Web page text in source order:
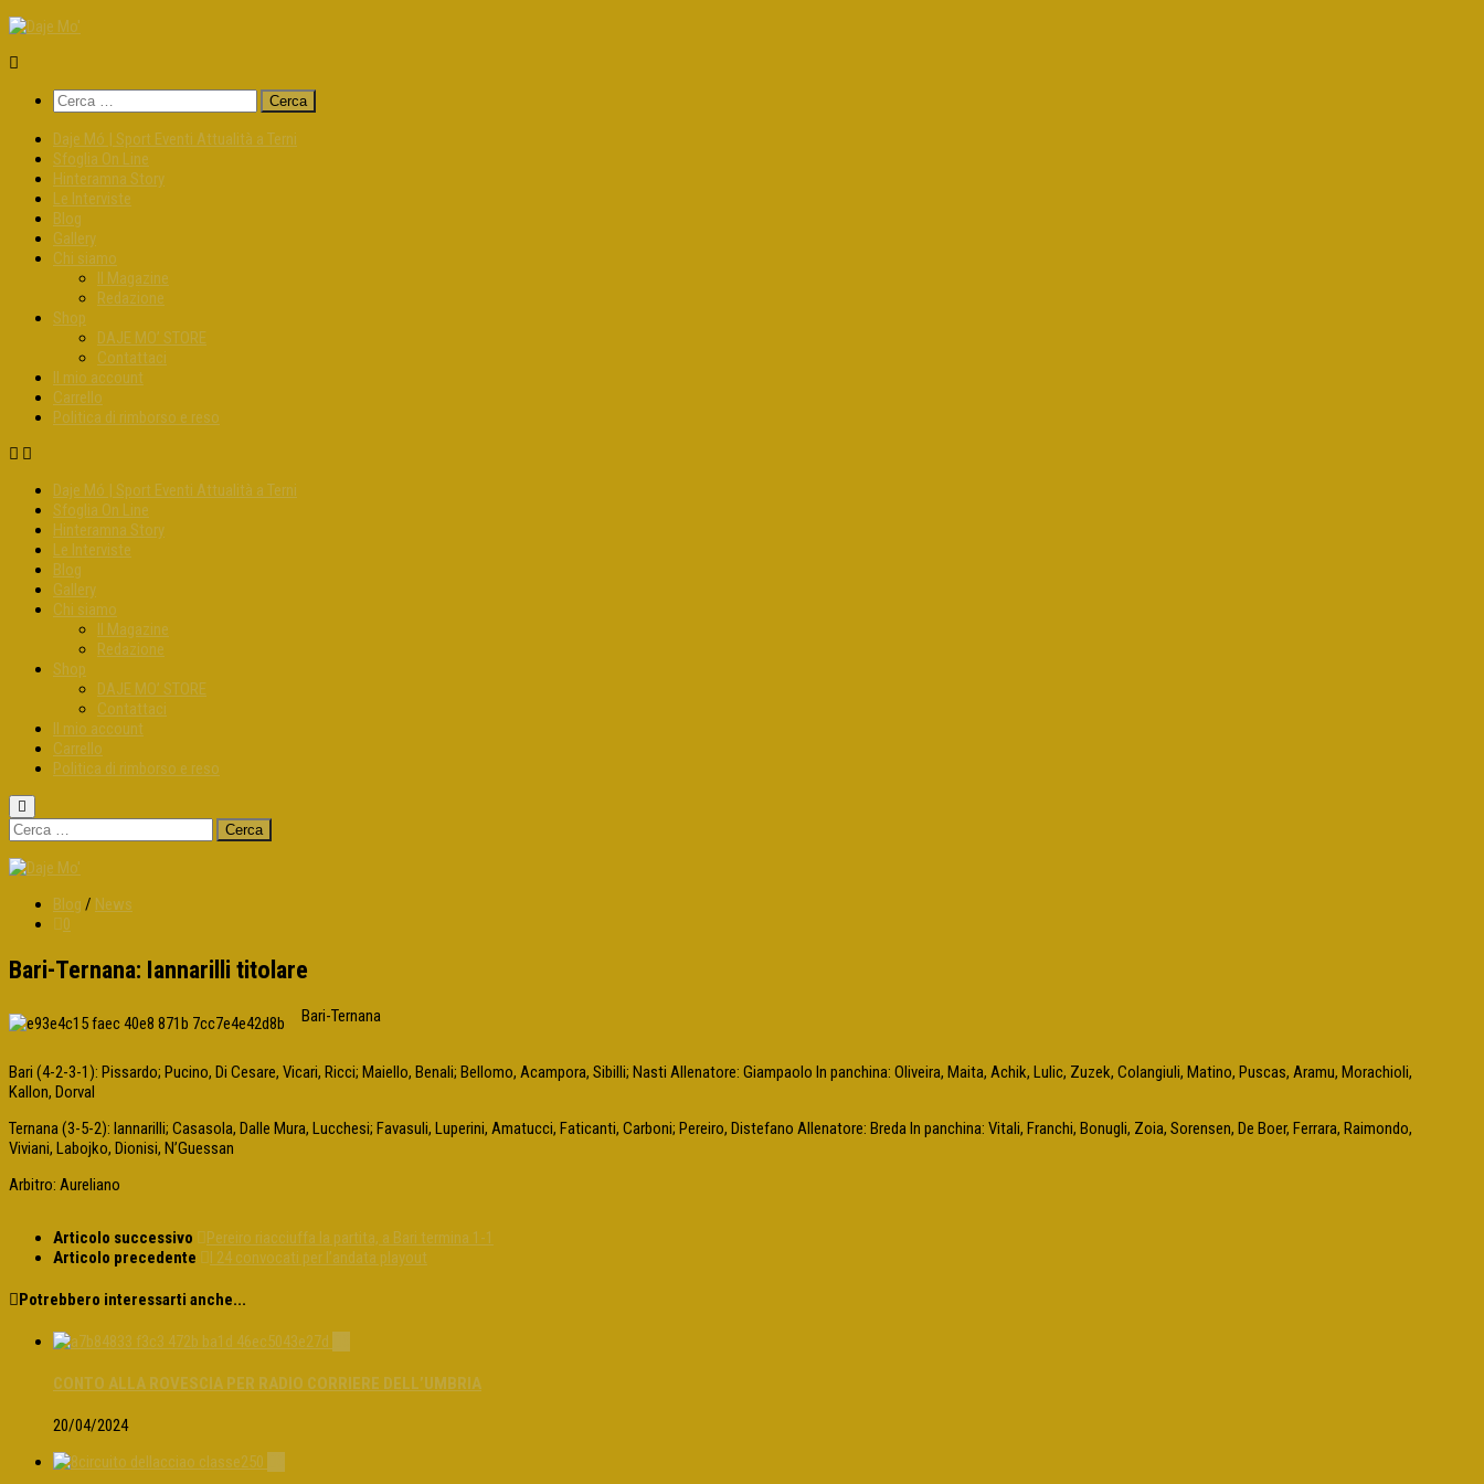
Salta
contenuto
Ricerca
per:
Daje Mó | Sport Eventi Attualità a Terni
Sfoglia On Line
Hinteramna Story
Le Interviste
Blog
Gallery
Chi siamo
Il Magazine
Redazione
Shop
DAJE MO’ STORE
Contattaci
Il mio account
Carrello
Politica di rimborso e reso
Daje Mó | Sport Eventi Attualità a Terni
Sfoglia On Line
Hinteramna Story
Le Interviste
Blog
Gallery
Chi siamo
Il Magazine
Redazione
Shop
DAJE MO’ STORE
Contattaci
Il mio account
Carrello
Politica di rimborso e reso
Ricerca
per:
Blog / News
0
Bari-Ternana: Iannarilli titolare
Bari-Ternana
Bari (4-2-3-1): Pissardo; Pucino, Di Cesare, Vicari, Ricci; Maiello, Benali; Bellomo, Acampora, Sibilli; Nasti Allenatore: Giampaolo In panchina: Oliveira, Maita, Achik, Lulic, Zuzek, Colangiuli, Matino, Puscas, Aramu, Morachioli,
Kallon, Dorval
Ternana (3-5-2): Iannarilli; Casasola, Dalle Mura, Lucchesi; Favasuli, Luperini, Amatucci, Faticanti, Carboni; Pereiro, Distefano Allenatore: Breda In panchina: Vitali, Franchi, Bonugli, Zoia, Sorensen, De Boer, Ferrara, Raimondo,
Viviani, Labojko, Dionisi, N’Guessan
Arbitro: Aureliano
Articolo successivo
Pereiro riacciuffa la partita, a Bari termina 1-1
Articolo precedente
I 24 convocati per l’andata playout
Potrebbero interessarti anche...
CONTO ALLA ROVESCIA PER RADIO CORRIERE DELL’UMBRIA
20/04/2024